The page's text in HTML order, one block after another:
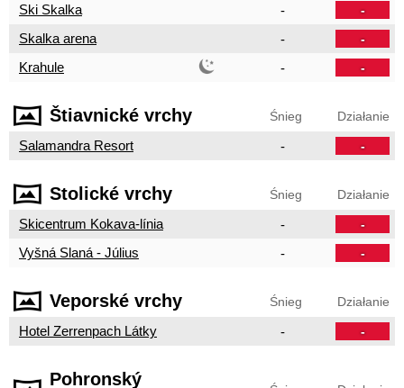
Ski Skalka - -
Skalka arena - -
Krahule - -
Štiavnické vrchy Śnieg Działanie
Salamandra Resort - -
Stolické vrchy Śnieg Działanie
Skicentrum Kokava-línia - -
Vyšná Slaná - Július - -
Veporské vrchy Śnieg Działanie
Hotel Zerrenpach Látky - -
Pohronský